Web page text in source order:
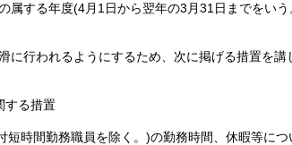
属する年度(4月1日から翌年の3月31日までをいう
行われるようにするため、次に掲げる措置を講
する措置
短時間勤務職員を除く。)の勤務時間、休暇等につ